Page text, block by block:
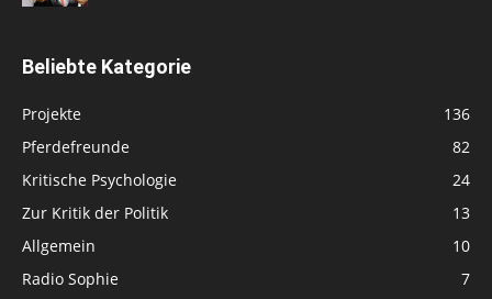
Beliebte Kategorie
Projekte
136
Pferdefreunde
82
Kritische Psychologie
24
Zur Kritik der Politik
13
Allgemein
10
Radio Sophie
7